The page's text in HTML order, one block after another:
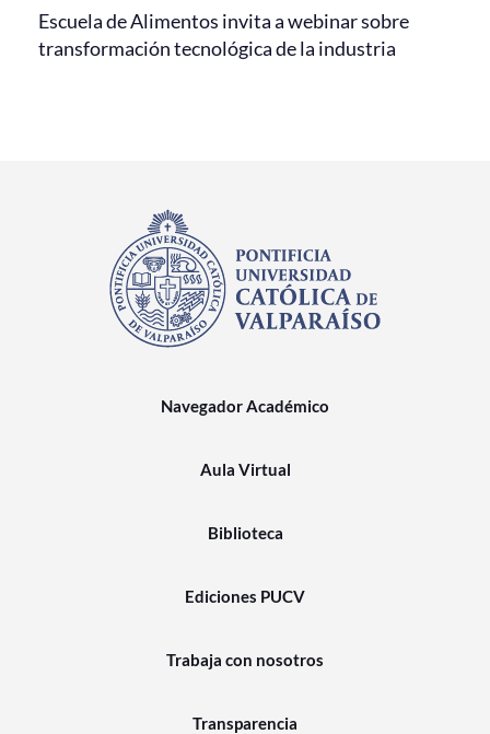
Escuela de Alimentos invita a webinar sobre
transformación tecnológica de la industria
Navegador Académico
Aula Virtual
Biblioteca
Ediciones PUCV
Trabaja con nosotros
Transparencia